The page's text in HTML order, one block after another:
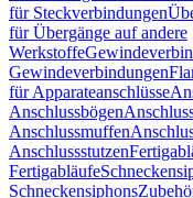
für Steckverbindungen
für Übergänge auf andere
Werkstoffe
Gewindeverbindungen
für Apparateanschlüsse
Anschlussbögen
Anschlussmuffen
Anschlussstutzen
Fertigabläufe
Schneckensiphons